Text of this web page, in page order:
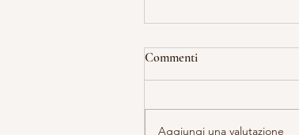
Commenti
Aggiungi una valutazione